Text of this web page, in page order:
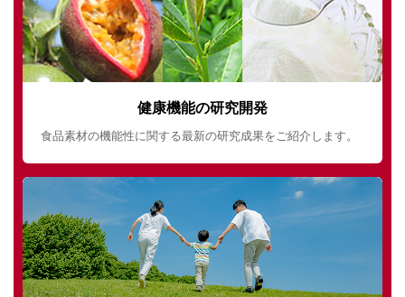
健康機能の研究開発
食品素材の機能性に関する最新の研究成果をご紹介します。